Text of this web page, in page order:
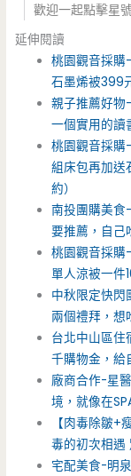
歡迎一起點擊星
延伸閱讀
桃園觀音採購
石墨烯被399
親子推薦好
一個實用的讀
桃園觀音採購
組床包再加送
約）
南投團購美食
要推薦，自己
桃園觀音採購
單人涼被一件
中秋限定快
兩個禮拜，想
台北中山區
千購物金，給
廠商合作-星
境，就像在
【肉毒除皺
毒的初次相遇
宅配美食-明